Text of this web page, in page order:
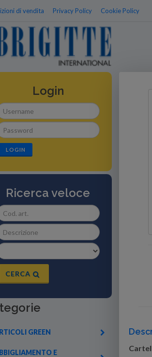
di vendita Privacy Policy Cookie Policy
Login
LOGIN
Ricerca veloce
CERCA
GREEN
E